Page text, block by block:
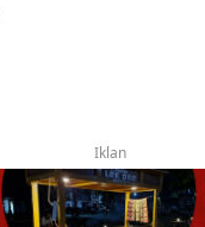
Iklan